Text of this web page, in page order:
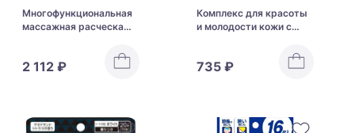
Многофункциональная
массажная расческа
TC1300 Aging Scalp
Care
2 112 ₽
Комплекс для красоты
и молодости кожи с
аминокислотами Orihiro
MOST Chewable
735 ₽